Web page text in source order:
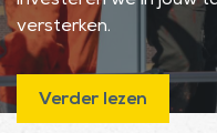
versterken.
Verder lezen